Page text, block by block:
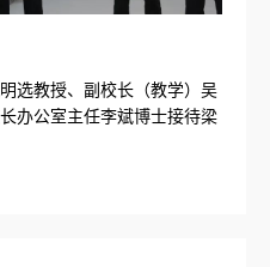
选教授、副校长（教学）吴
办公室主任李斌博士接待梁